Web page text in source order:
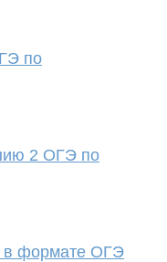
по
2 ОГЭ по
в формате ОГЭ